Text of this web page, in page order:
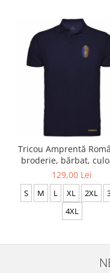
Tricou Amprentă
broderie, bărbat,
bleumarin CRP28
129,00 Lei
S M L XL 2XL
4XL